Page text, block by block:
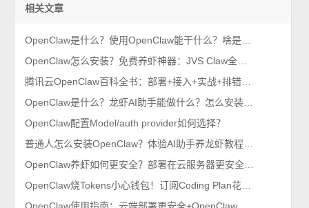
相关文章
OpenClaw配置Model/auth provider如何选择？